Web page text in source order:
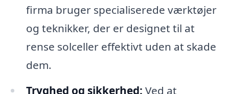
firma bruger specialiserede værktøjer
og teknikker, der er designet til at
rense solceller effektivt uden at skade
dem.
Tryghed og sikkerhed: Ved at